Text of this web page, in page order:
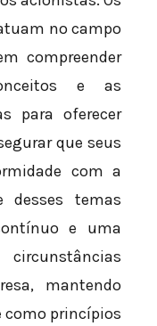
no campo
compreender
e as
para oferecer
que seus
com a
desses temas
e uma
mantendo
como princípios